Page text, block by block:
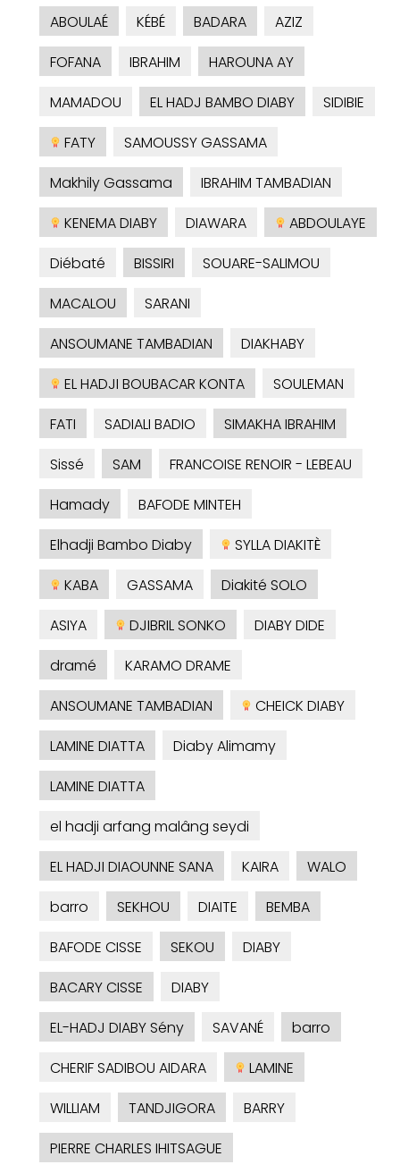
ABOULAÉ
KÉBÉ BADARA
AZIZ
FOFANA
IBRAHIM
HAROUNA AY
MAMADOU
EL HADJ BAMBO DIABY
SIDIBIE
FATY
SAMOUSSY GASSAMA
Makhily Gassama
IBRAHIM TAMBADIAN
KENEMA DIABY
DIAWARA
ABDOULAYE
Diébaté
BISSIRI
SOUARE-SALIMOU
MACALOU
SARANI
ANSOUMANE TAMBADIAN
DIAKHABY
EL HADJI BOUBACAR KONTA
SOULEMAN
FATI
SADIALI BADIO
SIMAKHA IBRAHIM
Sissé
SAM
FRANCOISE RENOIR - LEBEAU
Hamady
BAFODE MINTEH
Elhadji Bambo Diaby
SYLLA DIAKITÈ
KABA
GASSAMA
Diakité SOLO
ASIYA
DJIBRIL SONKO
DIABY DIDE
dramé
KARAMO DRAME
ANSOUMANE TAMBADIAN
CHEICK DIABY
LAMINE DIATTA
Diaby Alimamy
LAMINE DIATTA
el hadji arfang malâng seydi
EL HADJI DIAOUNNE SANA
KAIRA
WALO
barro
SEKHOU DIAITE
BEMBA
BAFODE CISSE
SEKOU
DIABY
BACARY CISSE
DIABY
EL-HADJ DIABY Sény
SAVANÉ
barro
CHERIF SADIBOU AIDARA
LAMINE
WILLIAM
TANDJIGORA
BARRY
PIERRE CHARLES IHITSAGUE